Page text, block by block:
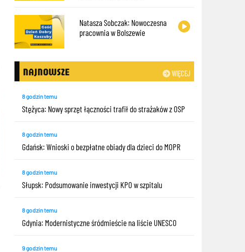
Natasza Sobczak: Nowoczesna
pracownia w Bolszewie
WIĘCEJ
NAJNOWSZE
8 godzin temu
Stężyca: Nowy sprzęt łączności trafił do strażaków z OSP
8 godzin temu
Gdańsk: Wnioski o bezpłatne obiady dla dzieci do MOPR
8 godzin temu
Słupsk: Podsumowanie inwestycji KPO w szpitalu
8 godzin temu
Gdynia: Modernistyczne śródmieście na liście UNESCO
9 godzin temu